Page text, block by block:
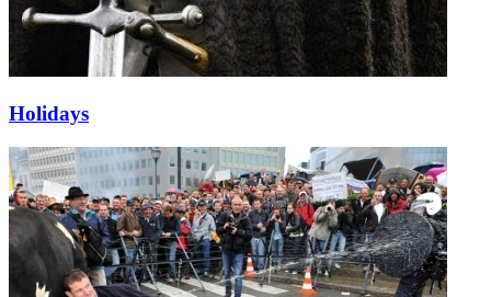
Holidays